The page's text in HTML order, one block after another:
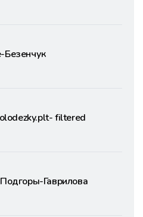
filtered
Гаврилова